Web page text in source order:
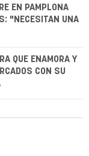
EN PAMPLONA
"NECESITAN UNA
QUE ENAMORA Y
CON SU